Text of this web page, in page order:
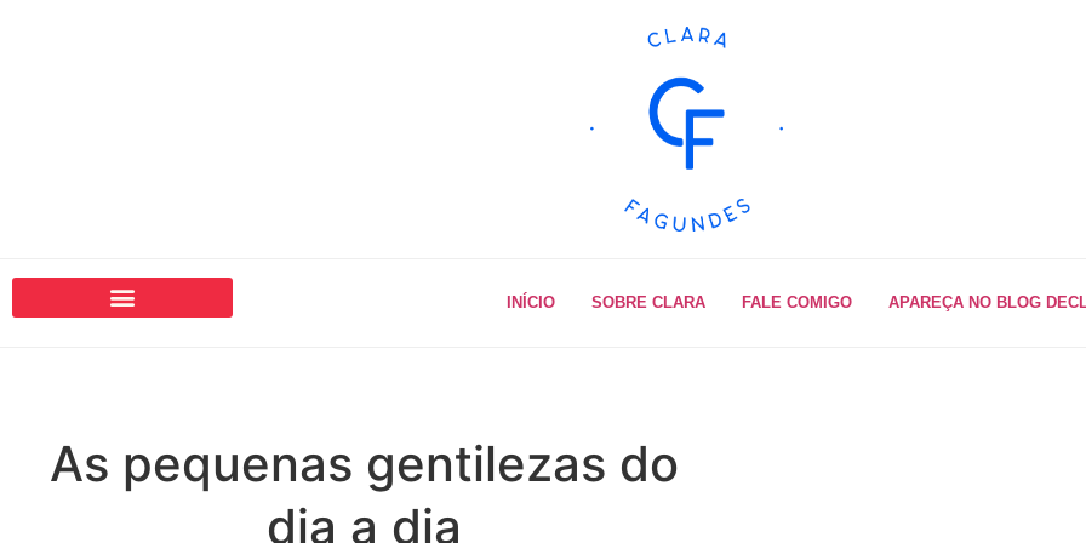
INÍCIO SOBRE CLARA FALE COMIGO APAREÇA NO BLOG
As pequenas gentilezas do
dia a dia